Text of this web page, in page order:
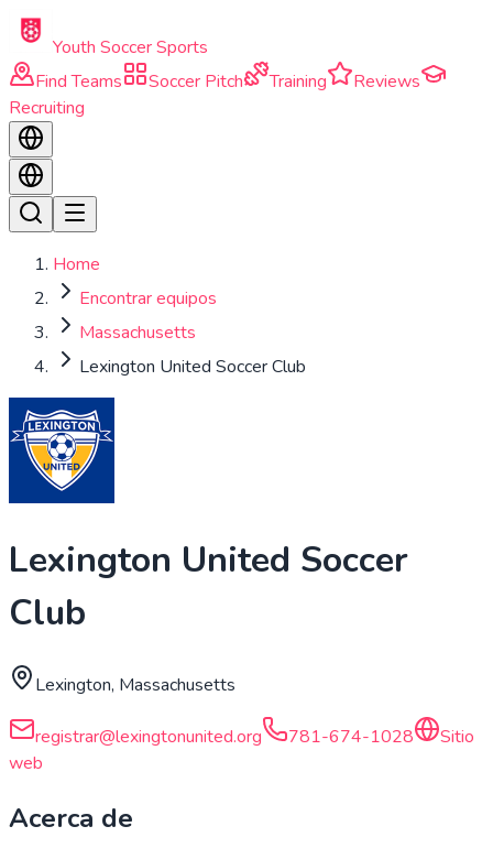
Skip to main content
Youth Soccer Sports
Find Teams
Soccer Pitch Training
Reviews
Recruiting
Home
Encontrar equipos
Massachusetts
Lexington United Soccer Club
Lexington United Soccer
Club
Lexington, Massachusetts
registrar@lexingtonunited.org 781-674-1028
Sitio
web
Acerca de